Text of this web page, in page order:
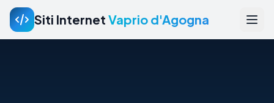
Siti Internet Vaprio d'Agogna